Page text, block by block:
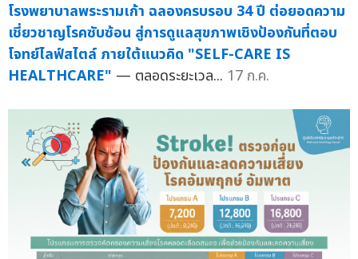
โรงพยาบาลพระรามเก้า ฉลองครบรอบ 34 ปี ต่อยอดความ
เชี่ยวชาญโรคซับซ้อน สู่การดูแลสุขภาพเชิงป้องกันที่ตอบ
โจทย์ไลฟ์สไตล์ ภายใต้แนวคิด "SELF-CARE IS
HEALTHCARE" — ตลอดระยะเวล... 17 ก.ค.